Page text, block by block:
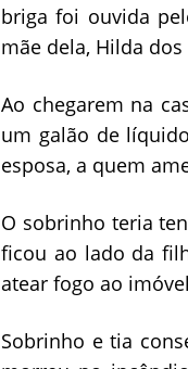
briga foi ouvida
mãe dela, Hilda
Ao chegarem na
um galão de
esposa, a quem
O sobrinho teria
ficou ao lado da
atear fogo ao
Sobrinho e tia